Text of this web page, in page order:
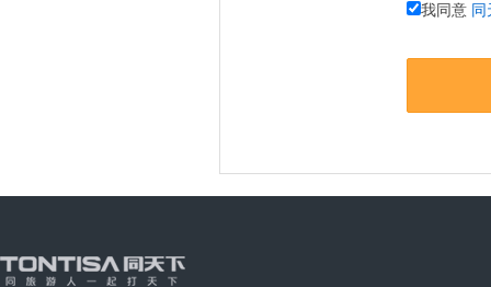
我同意